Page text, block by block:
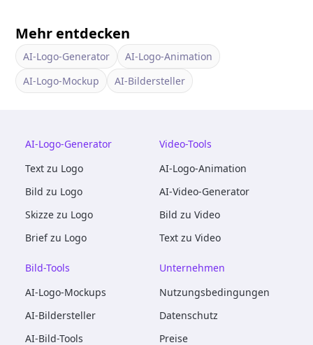
Mehr entdecken
AI-Logo-Generator
AI-Logo-Animation
AI-Logo-Mockup
AI-Bildersteller
AI-Logo-Generator
Text zu Logo
Bild zu Logo
Skizze zu Logo
Brief zu Logo
Video-Tools
AI-Logo-Animation
AI-Video-Generator
Bild zu Video
Text zu Video
Bild-Tools
AI-Logo-Mockups
AI-Bildersteller
AI-Bild-Tools
Unternehmen
Nutzungsbedingungen
Datenschutz
Preise